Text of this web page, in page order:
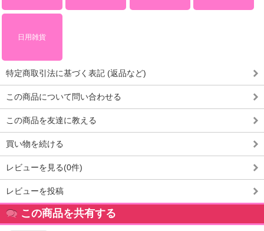
日用雑貨
特定商取引法に基づく表記 (返品など)
この商品について問い合わせる
この商品を友達に教える
買い物を続ける
レビューを見る(0件)
レビューを投稿
この商品を共有する